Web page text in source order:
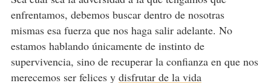
enfrentamos, debemos buscar dentro de nosotras
mismas esa fuerza que nos haga salir adelante. No
estamos hablando únicamente de instinto de
supervivencia, sino de recuperar la confianza en que nos
merecemos ser felices y disfrutar de la vida